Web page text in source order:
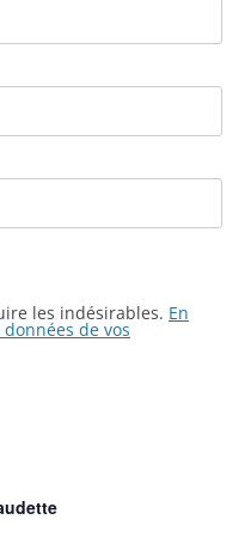
les indésirables. En
de vos